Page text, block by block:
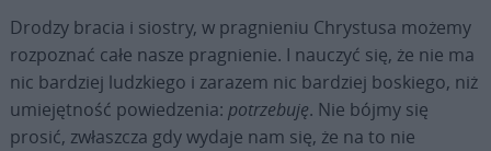
Drodzy bracia i siostry, w pragnieniu Chrystusa możemy
rozpoznać całe nasze pragnienie. I nauczyć się, że nie ma
nic bardziej ludzkiego i zarazem nic bardziej boskiego, niż
umiejętność powiedzenia: potrzebuję. Nie bójmy się
prosić, zwłaszcza gdy wydaje nam się, że na to nie